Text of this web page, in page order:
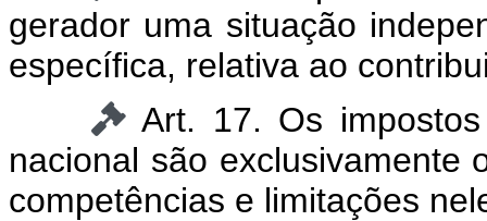
gerador uma situação
específica, relativa ao
Art. 17. Os
nacional são exclusivamente
competências e limitações